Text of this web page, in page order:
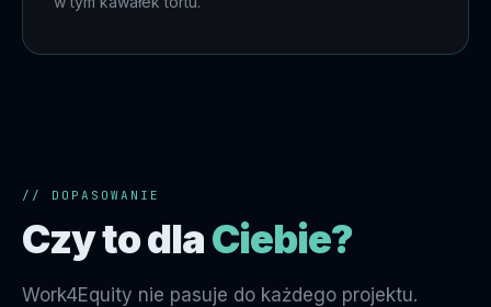
// DOPASOWANIE
Czy to dlaCiebie?
Work4Equity nie pasuje do każdego projektu.